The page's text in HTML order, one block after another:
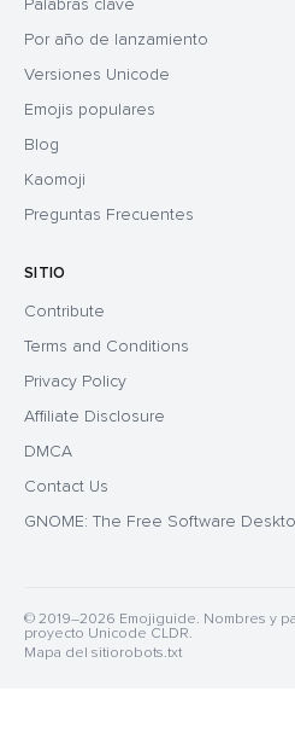
Palabras clave
Por año de lanzamiento
Versiones Unicode
Emojis populares
Blog
Kaomoji
Preguntas Frecuentes
SITIO
Contribute
Terms and Conditions
Privacy Policy
Affiliate Disclosure
DMCA
Contact Us
GNOME: The Free Software
© 2019–2026 Emojiguide. Nombres y
proyecto Unicode CLDR.
Mapa del sitiorobots.txt